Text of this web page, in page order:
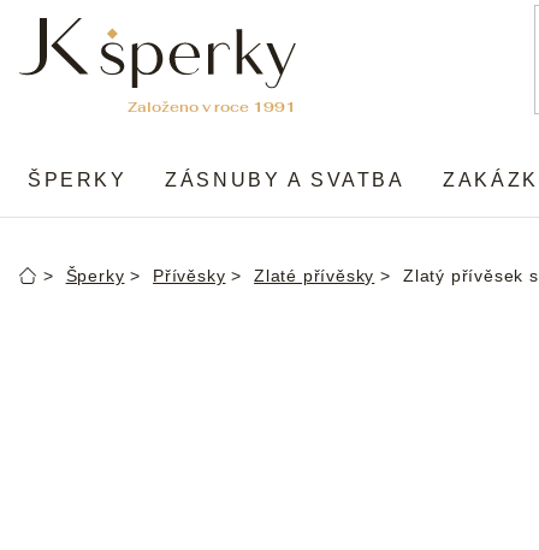
obsah
ŠPERKY ZÁSNUBY A SVATBA
DomůŠperky Přívěsky Zlaté přívěsky Zlatý přívěsek